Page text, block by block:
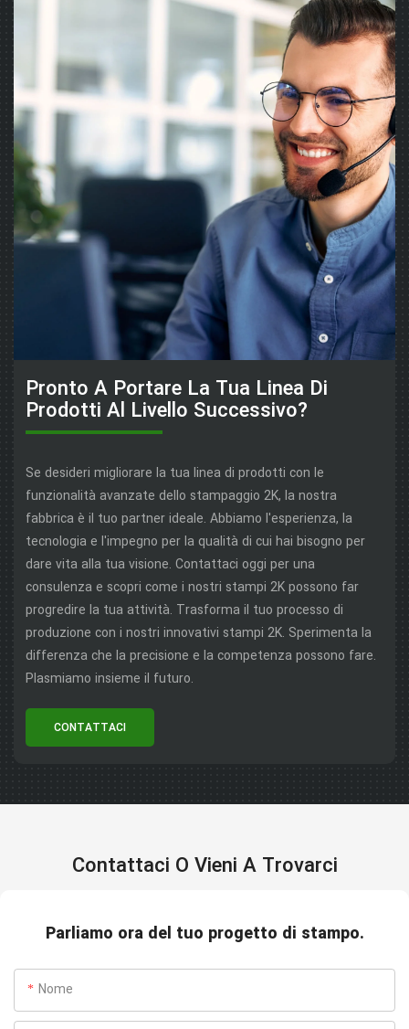
Pronto A Portare La Tua Linea Di
Prodotti Al Livello Successivo?
Se desideri migliorare la tua linea di prodotti con le
funzionalità avanzate dello stampaggio 2K, la nostra
fabbrica è il tuo partner ideale. Abbiamo l'esperienza, la
tecnologia e l'impegno per la qualità di cui hai bisogno per
dare vita alla tua visione. Contattaci oggi per una
consulenza e scopri come i nostri stampi 2K possono far
progredire la tua attività. Trasforma il tuo processo di
produzione con i nostri innovativi stampi 2K. Sperimenta la
differenza che la precisione e la competenza possono fare.
Plasmiamo insieme il futuro.
CONTATTACI
Contattaci O Vieni A Trovarci
Parliamo ora del tuo progetto di stampo.
Nome